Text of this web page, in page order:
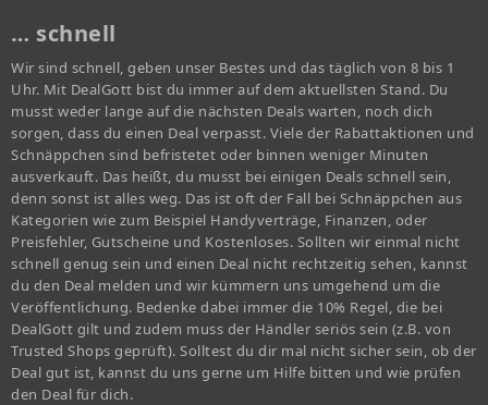
… schnell
Wir sind schnell, geben unser Bestes und das täglich von 8 bis 1
Uhr. Mit DealGott bist du immer auf dem aktuellsten Stand. Du
musst weder lange auf die nächsten Deals warten, noch dich
sorgen, dass du einen Deal verpasst. Viele der Rabattaktionen und
Schnäppchen sind befristetet oder binnen weniger Minuten
ausverkauft. Das heißt, du musst bei einigen Deals schnell sein,
denn sonst ist alles weg. Das ist oft der Fall bei Schnäppchen aus
Kategorien wie zum Beispiel Handyverträge, Finanzen, oder
Preisfehler, Gutscheine und Kostenloses. Sollten wir einmal nicht
schnell genug sein und einen Deal nicht rechtzeitig sehen, kannst
du den Deal melden und wir kümmern uns umgehend um die
Veröffentlichung. Bedenke dabei immer die 10% Regel, die bei
DealGott gilt und zudem muss der Händler seriös sein (z.B. von
Trusted Shops geprüft). Solltest du dir mal nicht sicher sein, ob der
Deal gut ist, kannst du uns gerne um Hilfe bitten und wie prüfen
den Deal für dich.